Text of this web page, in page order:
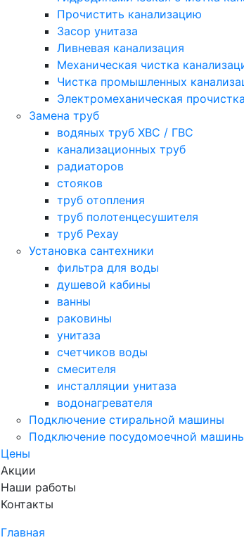
Прочистить канализацию
Засор унитаза
Ливневая канализация
Механическая чистка
Чистка промышленных
Электромеханическая
Замена труб
водяных труб ХВС / ГВС
канализационных труб
радиаторов
стояков
труб отопления
труб полотенцесушителя
труб Рехау
Установка сантехники
фильтра для воды
душевой кабины
ванны
раковины
унитаза
счетчиков воды
смесителя
инсталляции унитаза
водонагревателя
Подключение стиральной машины
Подключение посудомоечной
Цены
Акции
Наши работы
Контакты
Главная